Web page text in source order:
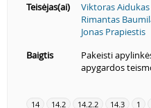
Teisėjas(ai)
Viktoras Aidukas
Rimantas
Jonas Prapiestis
Baigtis
Pakeisti
apygardos
14 14.2 14.2.2 14.3 1